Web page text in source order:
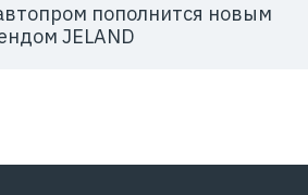
пополнится новым
JELAND